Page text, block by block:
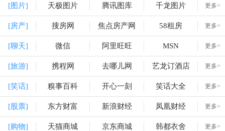
[图片] 天极图片 腾讯图库 千龙图片 更多>
[房产] 搜房网 焦点房产网 58租房 更多>
[聊天] 微信 阿里旺旺 MSN 更多>
[旅游] 携程网 去哪儿网 艺龙订酒店 更多>
[笑话] 糗事百科 开心一刻 笑话大全 更多>
[股票] 东方财富 新浪财经 凤凰财经 更多>
[购物] 天猫商城 京东商城 韩都衣舍 更多>